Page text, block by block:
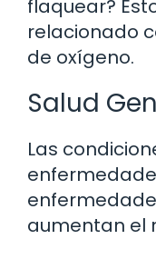
flaquear?
relacionado
de oxígeno.
Salud
Las
aumentan el